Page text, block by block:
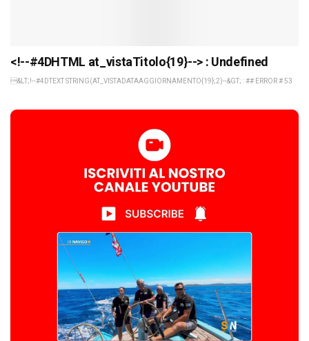
<!--#4DHTML at_vistaTitolo{19}--> : Undefined
&LT;!--#4DTEXT STRING(AT_VISTADATAAGGIORNAMENTO{19};2)--&GT; : ## ERROR # 53